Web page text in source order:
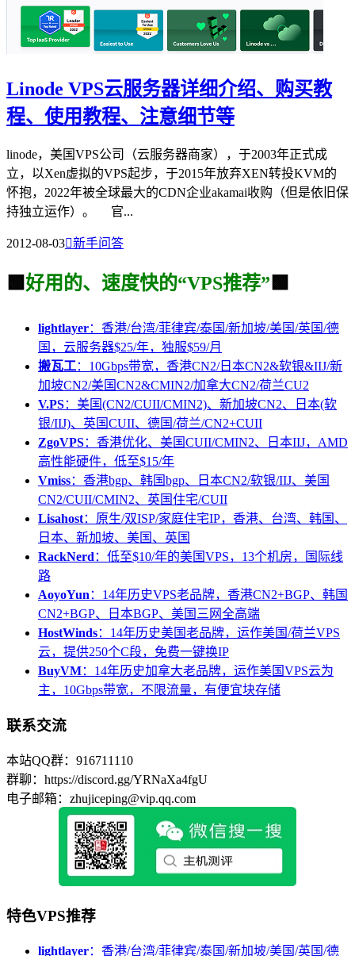
Linode VPS云服务器详细介绍、购买教
程、使用教程、注意细节等
linode，美国VPS公司（云服务器商家），于2003年正式成
立，以Xen虚拟的VPS起步，于2015年放弃XEN转投KVM的
怀抱，2022年被全球最大的CDN企业akamai收购（但是依旧保
持独立运作）。 官...
2012-08-03新手问答
🟩 好用的、速度快的“VPS推荐” 🟩
lightlayer：香港/台湾/菲律宾/泰国/新加坡/美国/英国/德
国，云服务器$25/年，独服$59/月
搬瓦工：10Gbps带宽，香港CN2/日本CN2&软银&IIJ/新
加坡CN2/美国CN2&CMIN2/加拿大CN2/荷兰CU2
V.PS：美国(CN2/CUII/CMIN2)、新加坡CN2、日本(软
银/IIJ)、英国CUII、德国/荷兰/CN2+CUII
ZgoVPS：香港优化、美国CUII/CMIN2、日本IIJ，AMD
高性能硬件，低至$15/年
Vmiss：香港bgp、韩国bgp、日本CN2/软银/IIJ、美国
CN2/CUII/CMIN2、英国住宅/CUII
Lisahost：原生/双ISP/家庭住宅IP，香港、台湾、韩国、
日本、新加坡、美国、英国
RackNerd ：低至$10/年的美国VPS，13个机房，国际线
路
AoyoYun ：14年历史VPS老品牌，香港CN2+BGP、韩国
CN2+BGP、日本BGP、美国三网全高端
HostWinds：14年历史美国老品牌，运作美国/荷兰VPS
云，提供250个C段，免费一键换IP
BuyVM：14年历史加拿大老品牌，运作美国VPS云为
主，10Gbps带宽，不限流量，有便宜块存储
联系交流
本站QQ群：916711110
群聊：https://discord.gg/YRNaXa4fgU
电子邮箱：zhujiceping@vip.qq.com
特色VPS推荐
lightlayer：香港/台湾/菲律宾/泰国/新加坡/美国/英国/德